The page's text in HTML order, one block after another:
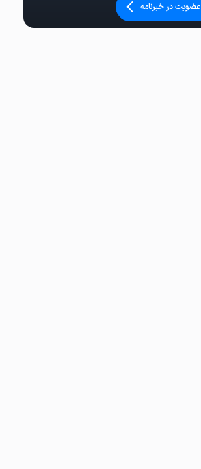
عضویت در خبرنامه